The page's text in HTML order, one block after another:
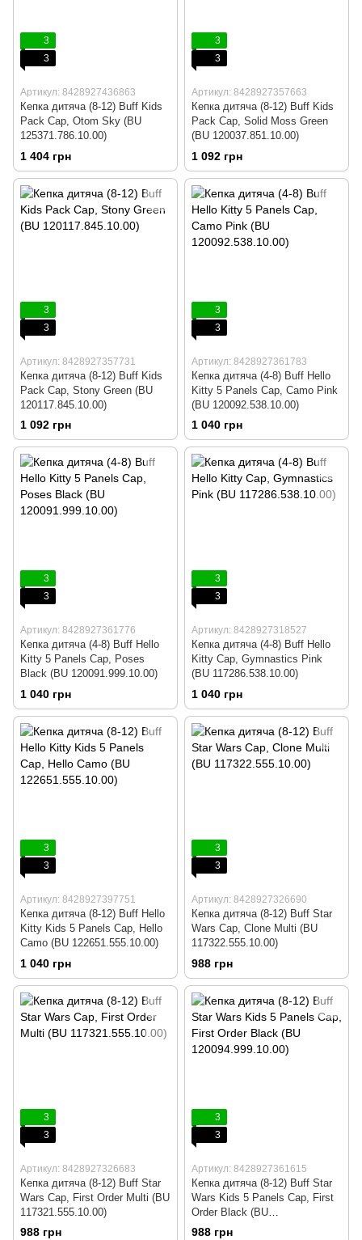
3
3
Артикул: 8428927436863
Кепка дитяча (8-12) Buff Kids
Pack Cap, Otom Sky (BU
125371.786.10.00)
1 404 грн
3
3
Артикул: 8428927357663
Кепка дитяча (8-12) Buff Kids
Pack Cap, Solid Moss Green
(BU 120037.851.10.00)
1 092 грн
3
3
Артикул: 8428927357731
Кепка дитяча (8-12) Buff Kids
Pack Cap, Stony Green (BU
120117.845.10.00)
1 092 грн
3
3
Артикул: 8428927361783
Кепка дитяча (4-8) Buff Hello
Kitty 5 Panels Cap, Camo Pink
(BU 120092.538.10.00)
1 040 грн
3
3
Артикул: 8428927361776
Кепка дитяча (4-8) Buff Hello
Kitty 5 Panels Cap, Poses
Black (BU 120091.999.10.00)
1 040 грн
3
3
Артикул: 8428927318527
Кепка дитяча (4-8) Buff Hello
Kitty Cap, Gymnastics Pink
(BU 117286.538.10.00)
1 040 грн
3
3
Артикул: 8428927397751
Кепка дитяча (8-12) Buff Hello
Kitty Kids 5 Panels Cap, Hello
Camo (BU 122651.555.10.00)
1 040 грн
3
3
Артикул: 8428927326690
Кепка дитяча (8-12) Buff Star
Wars Cap, Clone Multi (BU
117322.555.10.00)
988 грн
3
3
Артикул: 8428927326683
Кепка дитяча (8-12) Buff Star
Wars Cap, First Order Multi (BU
117321.555.10.00)
988 грн
3
3
Артикул: 8428927361615
Кепка дитяча (8-12) Buff Star
Wars Kids 5 Panels Cap, First
Order Black (BU
120094.999.10.00)
988 грн